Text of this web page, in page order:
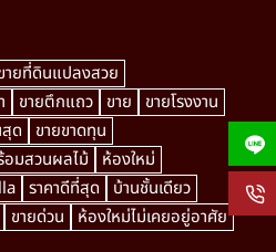
ายที่ดินแปลงสวย
ขายตึกแถว ขาย
ขายโรงงาน
ด
ขายขาดทุน
มสวนผลไม้
ห้องใหม่
ราคาดีที่สุด
บ้านชั้นเดียว
ขายด่วน
ห้องใหม่ไม่เคยอยู่อาศัย